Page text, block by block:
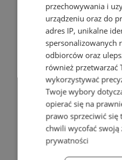
przechowywania i
urządzeniu oraz do
adres IP, unikalne
spersonalizowanych
odbiorców oraz
również przetwarzać
wykorzystywać
Twoje wybory
opierać się na
prawo sprzeciwić się
chwili wycofać swoją
prywatności